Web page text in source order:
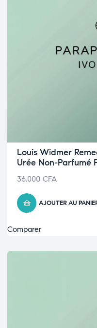
Louis Widmer
Urée Non-Parfumé
36.000 CFA
AJOUTER AU
Comparer